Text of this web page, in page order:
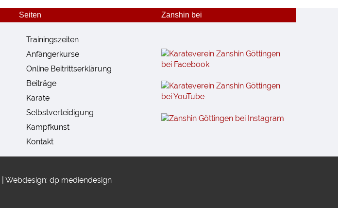
Seiten
Trainingszeiten
Anfängerkurse
Online Beitrittserklärung
Beiträge
Karate
Selbstverteidigung
Kampfkunst
Kontakt
Zanshin bei
Webdesign: dp mediendesign